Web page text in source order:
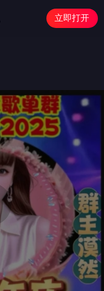
立即打开